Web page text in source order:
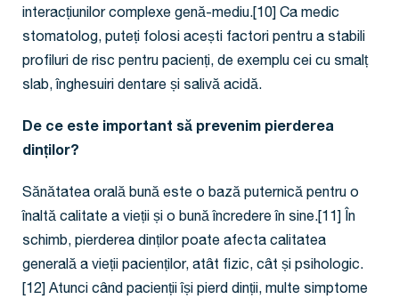
interacțiunilor complexe genă-mediu.[10] Ca medic
stomatolog, puteți folosi acești factori pentru a stabili
profiluri de risc pentru pacienți, de exemplu cei cu smalț
slab, înghesuiri dentare și salivă acidă.
De ce este important să prevenim pierderea
dinților?
Sănătatea orală bună este o bază puternică pentru o
înaltă calitate a vieții și o bună încredere în sine.[11] În
schimb, pierderea dinților poate afecta calitatea
generală a vieții pacienților, atât fizic, cât și psihologic.
[12] Atunci când pacienții își pierd dinții, multe simptome